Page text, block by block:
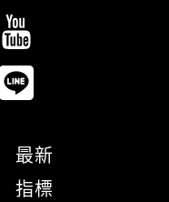
最新
指標